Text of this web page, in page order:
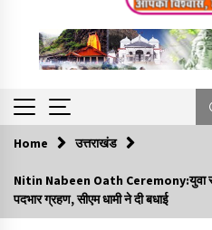
Trending Now
Minorities Rights
कार्यक्रम में शामिल हुए
Home उत्तराखंड
Nitin Nabeen Oath Ceremony:युवा
पदभार ग्रहण, सीएम धामी ने दी बधाई